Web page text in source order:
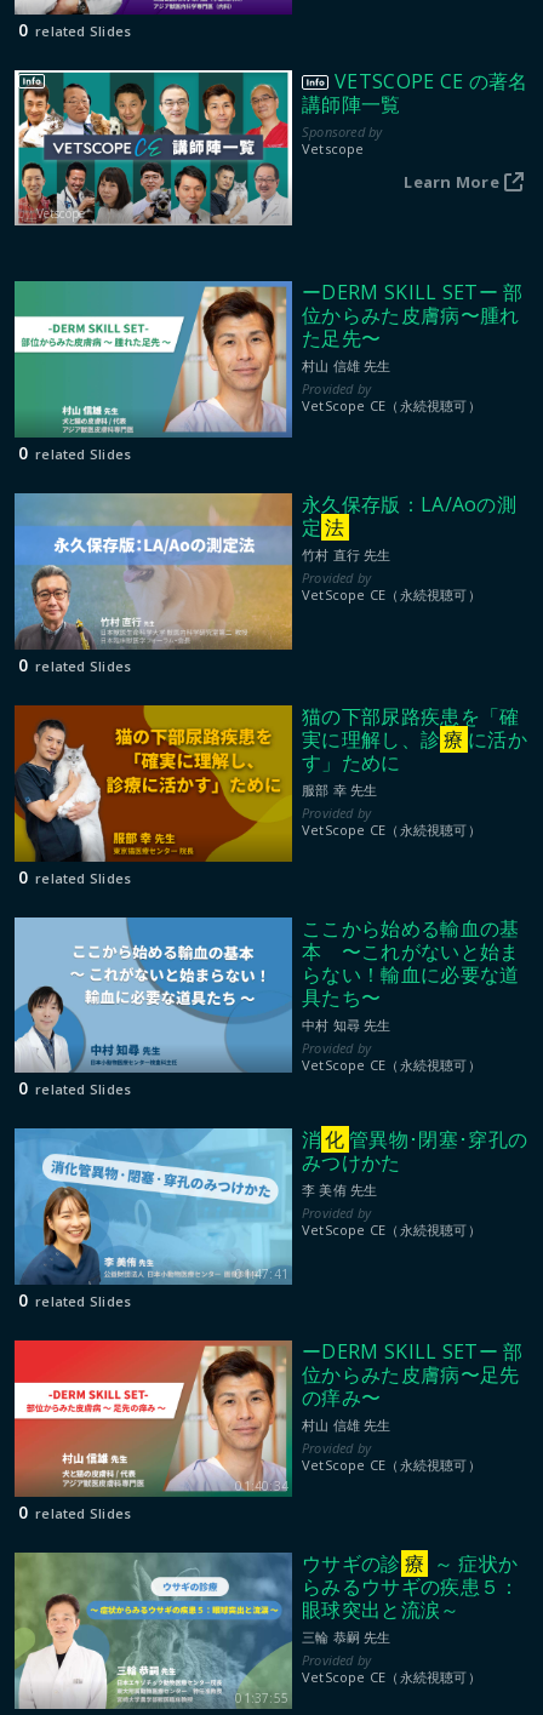
0 related Slides
Vetscope
VETSCOPE CE の著名
講師陣一覧
Vetscope
Learn More
ーDERM SKILL SETー 部
位からみた皮膚病〜腫れ
た足先〜
村山 信雄 先生
VetScope CE（永続視聴可）
0 related Slides
永久保存版：LA/Aoの測
定 法
竹村 直行 先生
VetScope CE（永続視聴可）
0 related Slides
猫の下部尿路疾患を「確
実に理解し、診療 に活か
す」ために
服部 幸 先生
VetScope CE（永続視聴可）
0 related Slides
ここから始める輸血の基
本 〜これがないと始ま
らない！輸血に必要な道
具たち〜
中村 知尋 先生
VetScope CE（永続視聴可）
0 related Slides
01:47:41
消 化管異物･閉塞･穿孔の
みつけかた
李 美侑 先生
VetScope CE（永続視聴可）
0 related Slides
01:40:34
ーDERM SKILL SETー 部
位からみた皮膚病〜足先
の痒み〜
村山 信雄 先生
VetScope CE（永続視聴可）
0 related Slides
01:37:55
ウサギの診 療 ～ 症状か
らみるウサギの疾患５：
眼球突出と流涙～
三輪 恭嗣 先生
VetScope CE（永続視聴可）